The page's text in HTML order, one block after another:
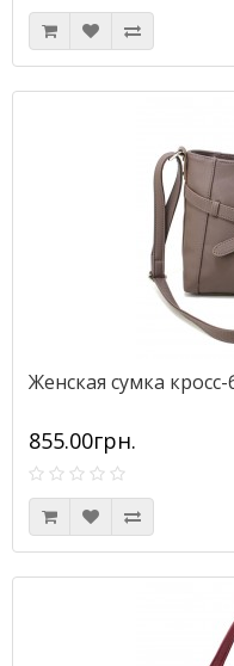
Женская сумка
855.00грн.